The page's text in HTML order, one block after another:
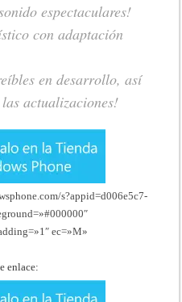
espectaculares!
con adaptación
en desarrollo, así
actualizaciones!
s?appid=d006e5c7-
ec=»M»
enlace: